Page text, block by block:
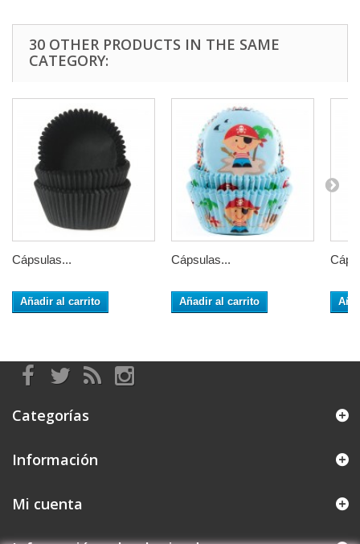
30 OTHER PRODUCTS IN THE SAME
CATEGORY:
Cápsulas...
Añadir al carrito
Cápsulas...
Añadir al carrito
Categorías
Información
Mi cuenta